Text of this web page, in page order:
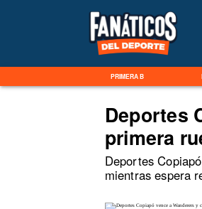
PRIMERA B
Deportes
primera
Deportes
mientras espera